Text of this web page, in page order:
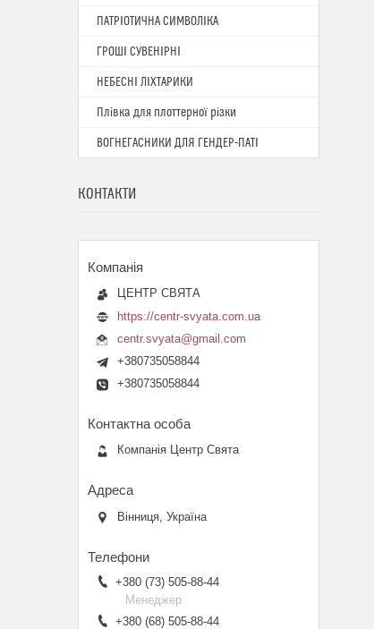
ПАТРІОТИЧНА СИМВОЛІКА
ГРОШІ СУВЕНІРНІ
НЕБЕСНІ ЛІХТАРИКИ
Плівка для плоттерної різки
ВОГНЕГАСНИКИ ДЛЯ ГЕНДЕР-ПАТІ
КОНТАКТИ
ЦЕНТР СВЯТА
https://centr-svyata.com.ua
centr.svyata@gmail.com
+380735058844
+380735058844
Компанія Центр Свята
Вінниця, Україна
+380 (73) 505-88-44
Менеджер
+380 (68) 505-88-44